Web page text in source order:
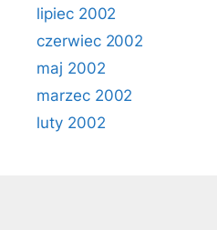
lipiec 2002
czerwiec 2002
maj 2002
marzec 2002
luty 2002